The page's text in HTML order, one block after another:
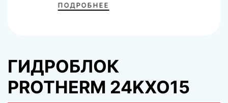
ПОДРОБНЕЕ
ГИДРОБЛОК
PROTHERM 24KXO15